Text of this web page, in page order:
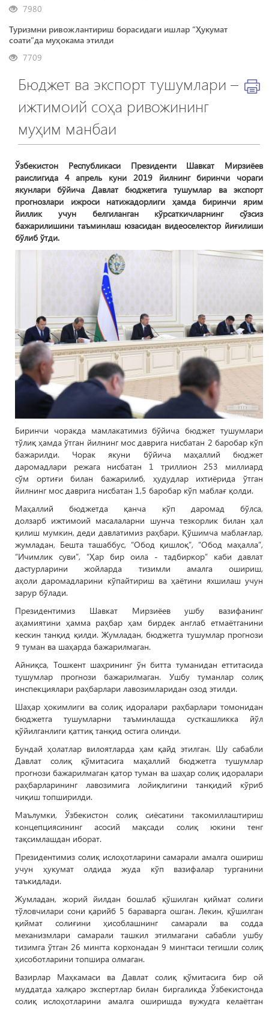
7980
Туризмни ривожлантириш борасидаги ишлар “Ҳукумат
соати”да муҳокама этилди
7709
Бюджет ва экспорт тушумлари –
ижтимоий соҳа ривожининг
муҳим манбаи
Ўзбекистон Республикаси Президенти Шавкат Мирзиёев
раислигида 4 апрель куни 2019 йилнинг биринчи чораги
якунлари бўйича Давлат бюджетига тушумлар ва экспорт
прогнозлари ижроси натижадорлиги ҳамда биринчи ярим
йиллик учун белгиланган кўрсаткичларнинг сўзсиз
бажарилишини таъминлаш юзасидан видеоселектор йиғилиши
бўлиб ўтди.
Биринчи чоракда мамлакатимиз бўйича бюджет тушумлари
тўлиқ ҳамда ўтган йилнинг мос даврига нисбатан 2 баробар кўп
бажарилди. Чорак якуни бўйича маҳаллий бюджет
даромадлари режага нисбатан 1 триллион 253 миллиард
сўм ортиғи билан бажарилиб, ҳудудлар ихтиёрида ўтган
йилнинг мос даврига нисбатан 1,5 баробар кўп маблағ қолди.
Маҳаллий бюджетда қанча кўп даромад бўлса,
долзарб ижтимоий масалаларни шунча тезкорлик билан ҳал
қилиш мумкин, деди давлатимиз раҳбари. Қўшимча маблағлар,
жумладан, Бешта ташаббус, “Обод қишлоқ”, “Обод маҳалла”,
“Ичимлик суви”, “Ҳар бир оила - тадбиркор” каби давлат
дастурларини жойларда тизимли амалга ошириш,
аҳоли даромадларини кўпайтириш ва ҳаётини яхшилаш учун
зарур бўлади.
Президентимиз Шавкат Мирзиёев ушбу вазифанинг
аҳамиятини ҳамма раҳбар ҳам бирдек англаб етмаётганини
кескин танқид қилди. Жумладан, бюджетга тушумлар прогнози
9 туман ва шаҳарда бажарилмаган.
Айниқса, Тошкент шаҳрининг ўн битта туманидан еттитасида
тушумлар прогнози бажарилмаган. Ушбу туманлар солиқ
инспекциялари раҳбарлари лавозимларидан озод этилди.
Шаҳар ҳокимлиги ва солиқ идоралари раҳбарлари томонидан
бюджетга тушумларни таъминлашда сусткашликка йўл
қўйилганлиги қаттиқ танқид остига олинди.
Бундай ҳолатлар вилоятларда ҳам қайд этилган. Шу сабабли
Давлат солиқ қўмитасига маҳаллий бюджетга тушумлар
прогнози бажарилмаган қатор туман ва шаҳар солиқ идоралари
раҳбарларининг лавозимига лойиқлигини танқидий кўриб
чиқиш топширилди.
Маълумки, Ўзбекистон солиқ сиёсатини такомиллаштириш
концепциясининг асосий мақсади солиқ юкини тенг
тақсимлашдан иборат.
Президентимиз солиқ ислоҳотларини самарали амалга ошириш
учун ҳукумат олдида жуда кўп вазифалар турганини
таъкидлади.
Жумладан, жорий йилдан бошлаб қўшилган қиймат солиғи
тўловчилари сони қарийб 5 бараварга ошган. Лекин, қўшилган
қиймат солиғини ҳисоблашнинг самарали ва содда
механизмлари самарали ташкил этилмагани сабабли ушбу
тизимга ўтган 26 мингта корхонадан 9 мингтаси тегишли солиқ
ҳисоботларини топшира олмаган.
Вазирлар Маҳкамаси ва Давлат солиқ қўмитасига бир ой
муддатда халқаро экспертлар билан биргаликда Ўзбекистонда
солиқ ислоҳотларини амалга оширишда вужудга келаётган